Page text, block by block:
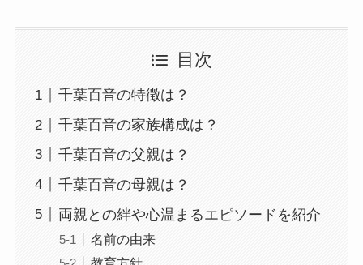
目次
千葉百音の特徴は？
千葉百音の家族構成は？
千葉百音の父親は？
千葉百音の母親は？
両親との絆や心温まるエピソードを紹介
名前の由来